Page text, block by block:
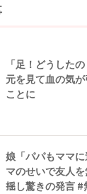
「足！どうした
元を見て血の気
ことに
娘「パパもママ
マのせいで友人
揺し驚きの発言